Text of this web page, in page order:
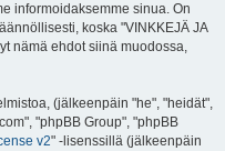
informoidaksemme sinua. On
koska "VINKKEJÄ JA
nämä ehdot siinä muodossa,
(jälkeenpäin "he", "heidät",
"phpBB Group", "phpBB
v2" -lisenssillä (jälkeenpäin